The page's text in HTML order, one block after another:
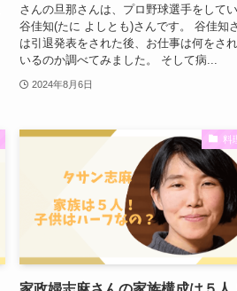
さんの旦那さんは、プロ野球選手をして
谷佳知(たに よしとも)さんです。 谷佳知
は引退発表をされた後、お仕事は何をさ
いるのか調べてみました。 そして病...
2024年8月6日
料